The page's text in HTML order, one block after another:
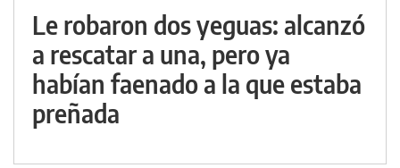
Le robaron dos yeguas: alcanzó
a rescatar a una, pero ya
habían faenado a la que estaba
preñada